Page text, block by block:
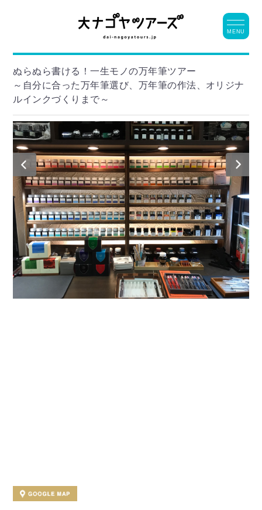
ぬらぬら書ける！一生モノの万年筆ツアー
～自分に合った万年筆選び、万年筆の作法、オリジナ
ルインクづくりまで～
MENU